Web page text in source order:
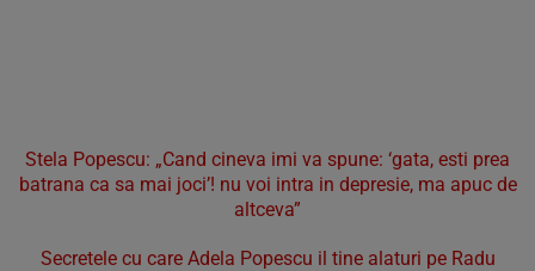
Stela Popescu: „Cand cineva imi va spune: ‘gata, esti prea
batrana ca sa mai joci’! nu voi intra in depresie, ma apuc de
altceva”
Secretele cu care Adela Popescu il tine alaturi pe Radu